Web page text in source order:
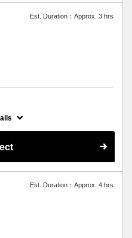
Est. Duration：Approx. 3 hrs
ちらを選択くださいませ。
よっては一度のブリーチでは表
Est. Duration：Approx. 4 hrs